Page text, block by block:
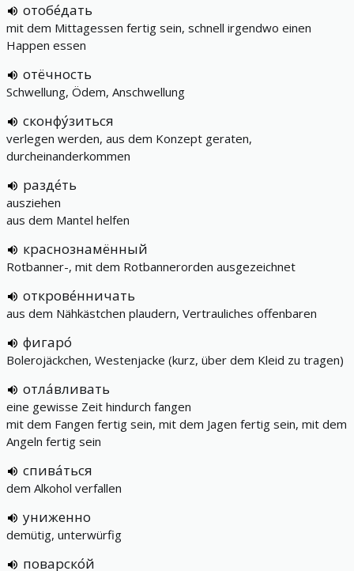
отобе́дать
mit dem Mittagessen fertig sein, schnell irgendwo einen
Happen essen
отёчность
Schwellung, Ödem, Anschwellung
сконфу́зиться
verlegen werden, aus dem Konzept geraten,
durcheinanderkommen
разде́ть
ausziehen
aus dem Mantel helfen
краснознамённый
Rotbanner-, mit dem Rotbannerorden ausgezeichnet
открове́нничать
aus dem Nähkästchen plaudern, Vertrauliches offenbaren
фигаро́
Bolerojäckchen, Westenjacke (kurz, über dem Kleid zu tragen)
отла́вливать
eine gewisse Zeit hindurch fangen
mit dem Fangen fertig sein, mit dem Jagen fertig sein, mit dem
Angeln fertig sein
спива́ться
dem Alkohol verfallen
униженно
demütig, unterwürfig
поварско́й